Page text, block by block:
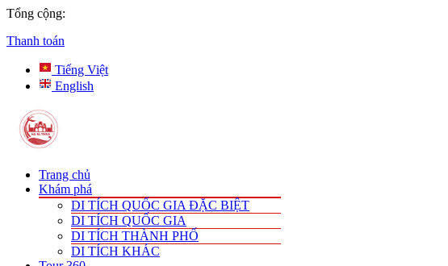
Tổng cộng:
Thanh toán
Tiếng Việt
English
Trang chủ
Khám phá
DI TÍCH QUỐC GIA ĐẶC BIỆT
DI TÍCH QUỐC GIA
DI TÍCH THÀNH PHỐ
DI TÍCH KHÁC